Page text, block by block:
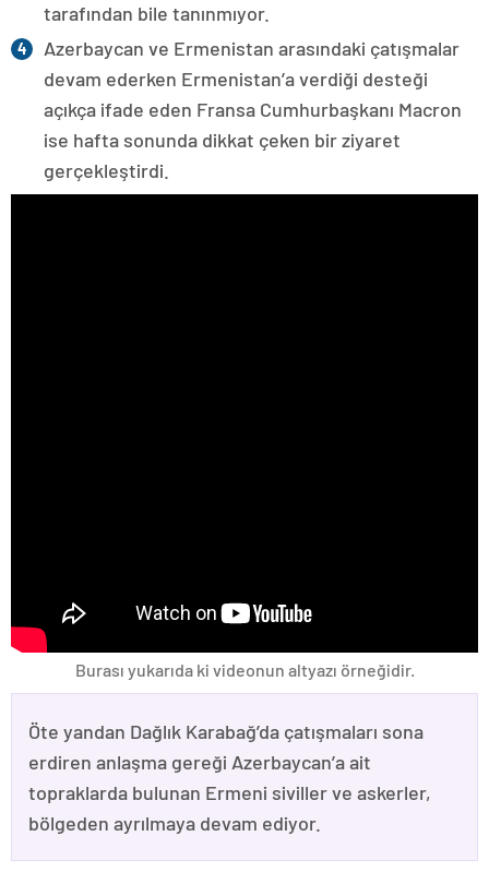
tarafından bile tanınmıyor.
Azerbaycan ve Ermenistan arasındaki çatışmalar
devam ederken Ermenistan’a verdiği desteği
açıkça ifade eden Fransa Cumhurbaşkanı Macron
ise hafta sonunda dikkat çeken bir ziyaret
gerçekleştirdi.
Burası yukarıda ki videonun altyazı örneğidir.
Öte yandan Dağlık Karabağ’da çatışmaları sona
erdiren anlaşma gereği Azerbaycan’a ait
topraklarda bulunan Ermeni siviller ve askerler,
bölgeden ayrılmaya devam ediyor.